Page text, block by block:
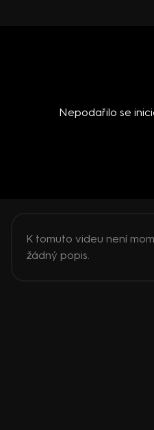
Nepodařilo se
K tomuto videu není
žádný popis.